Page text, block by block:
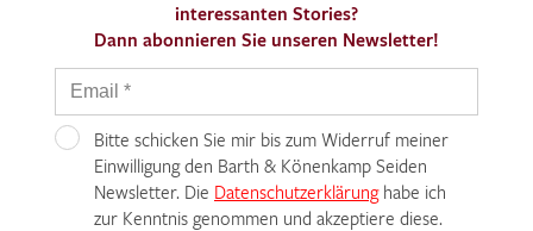
interessanten Stories?
Dann abonnieren Sie unseren Newsletter!
Bitte schicken Sie mir bis zum Widerruf meiner
Einwilligung den Barth & Könenkamp Seiden
Newsletter. Die Datenschutzerklärunghabe ich
zur Kenntnis genommen und akzeptiere diese.